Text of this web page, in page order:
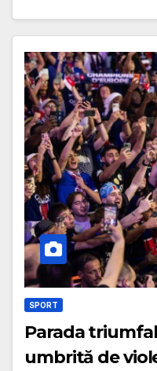
SPORT
Parada
umbrită de